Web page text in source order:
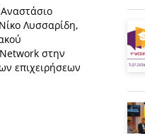
Λυσσαρίδη,
στην
επιχειρήσεων